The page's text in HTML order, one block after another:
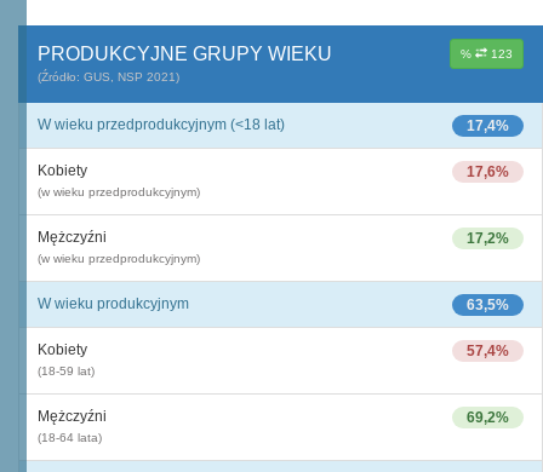
% 123
PRODUKCYJNE GRUPY WIEKU
(Źródło: GUS, NSP 2021)
17,4%
W wieku przedprodukcyjnym (<18 lat)
17,6%
Kobiety
(w wieku przedprodukcyjnym)
17,2%
Mężczyźni
(w wieku przedprodukcyjnym)
63,5%
W wieku produkcyjnym
57,4%
Kobiety
(18-59 lat)
69,2%
Mężczyźni
(18-64 lata)